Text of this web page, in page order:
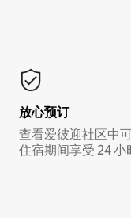
放心预订
查看爱彼迎社区中
住宿期间享受 24 小